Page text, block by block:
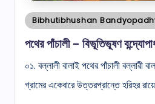
Posted
Bibhutibhushan
পথের পাঁচালী – বিভূতিভূষণ
০১. বল্লালী বালাই পথের পাঁচালী বল্লারী
গ্রামের একেবারে উত্তরপ্রান্তে হরিহর